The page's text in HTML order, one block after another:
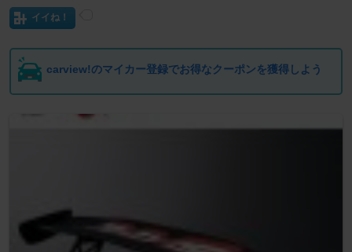
イイね！
carview!のマイカー登録でお得なクーポンを獲得しよう